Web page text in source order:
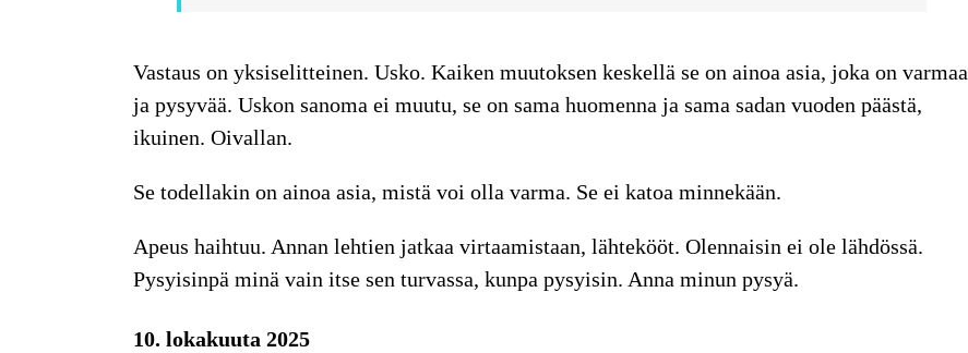
Vastaus on yksiselitteinen. Usko. Kaiken muutoksen keskellä se on ainoa asia, joka on varmaa
ja pysyvää. Uskon sanoma ei muutu, se on sama huomenna ja sama sadan vuoden päästä,
ikuinen. Oivallan.
Se todellakin on ainoa asia, mistä voi olla varma. Se ei katoa minnekään.
Apeus haihtuu. Annan lehtien jatkaa virtaamistaan, lähtekööt. Olennaisin ei ole lähdössä.
Pysyisinpä minä vain itse sen turvassa, kunpa pysyisin. Anna minun pysyä.
10. lokakuuta 2025